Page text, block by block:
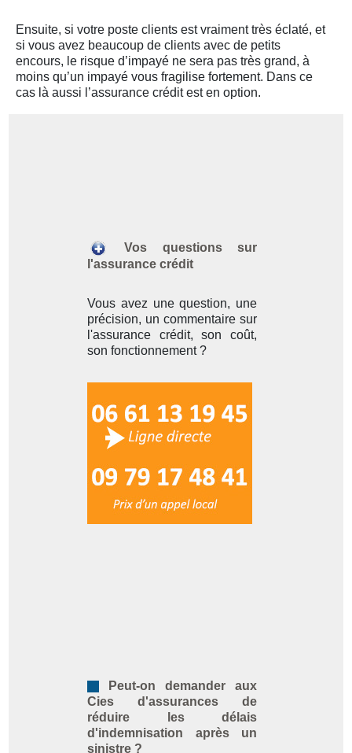
Ensuite, si votre poste clients est vraiment très éclaté, et
si vous avez beaucoup de clients avec de petits
encours, le risque d’impayé ne sera pas très grand, à
moins qu’un impayé vous fragilise fortement. Dans ce
cas là aussi l’assurance crédit est en option.
Vos questions sur
l'assurance crédit
Vous avez une question, une
précision, un commentaire sur
l'assurance crédit, son coût,
son fonctionnement ?
Peut-on demander aux
Cies d'assurances de
réduire les délais
d'indemnisation après un
sinistre ?